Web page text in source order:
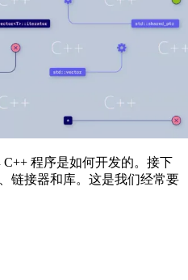
程序是如何开发的。接下
链接器和库。这是我们经常要